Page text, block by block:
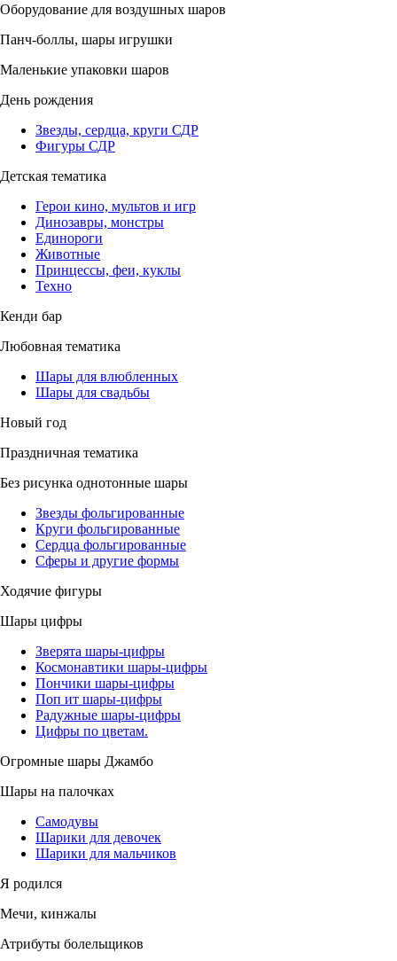
Оборудование для воздушных шаров
Панч-боллы, шары игрушки
Маленькие упаковки шаров
День рождения
Звезды, сердца, круги СДР
Фигуры СДР
Детская тематика
Герои кино, мультов и игр
Динозавры, монстры
Единороги
Животные
Принцессы, феи, куклы
Техно
Кенди бар
Любовная тематика
Шары для влюбленных
Шары для свадьбы
Новый год
Праздничная тематика
Без рисунка однотонные шары
Звезды фольгированные
Круги фольгированные
Сердца фольгированные
Сферы и другие формы
Ходячие фигуры
Шары цифры
Зверята шары-цифры
Космонавтики шары-цифры
Пончики шары-цифры
Поп ит шары-цифры
Радужные шары-цифры
Цифры по цветам.
Огромные шары Джамбо
Шары на палочках
Самодувы
Шарики для девочек
Шарики для мальчиков
Я родился
Мечи, кинжалы
Атрибуты болельщиков